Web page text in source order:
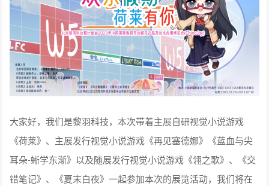
大家好，我们是黎羽科技，本次带着主展自研视觉小说游戏
《荷莱》、主展发行视觉小说游戏《再见塞德娜》《蓝血与尖
耳朵-蜥学东渐》以及随展发行视觉小说游戏《翎之歌》、《交
错笔记》、《夏末白夜》一起参加本次的展览活动，我们将在